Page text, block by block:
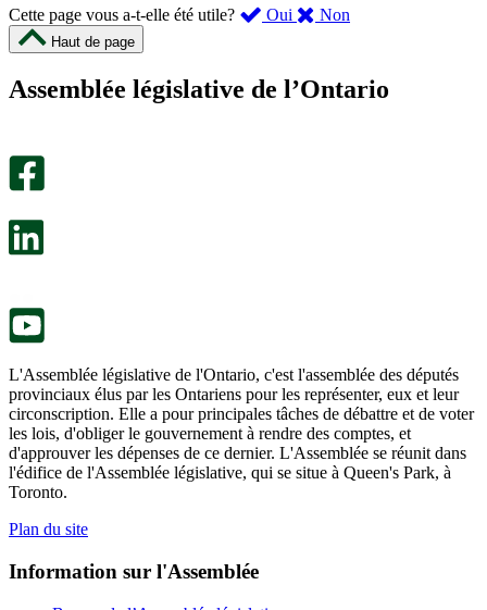
Cette page vous a-t-elle été utile? Oui ,
été
Non
m’a
Haut de page
Assemblée législative de l’Ontario
L'Assemblée législative de l'Ontario, c'est l'assemblée des députés
provinciaux élus par les Ontariens pour les représenter, eux et leur
circonscription. Elle a pour principales tâches de débattre et de voter
les lois, d'obliger le gouvernement à rendre des comptes, et
d'approuver les dépenses de ce dernier. L'Assemblée se réunit dans
l'édifice de l'Assemblée législative, qui se situe à Queen's Park, à
Toronto.
Plan du site
Information sur l'Assemblée